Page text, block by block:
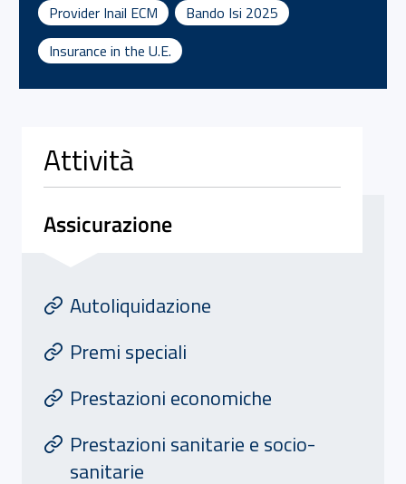
Provider Inail ECM
Bando Isi 2025
Insurance in the U.E.
Attività
Assicurazione
Autoliquidazione
Premi speciali
Prestazioni economiche
Prestazioni sanitarie e socio-
sanitarie